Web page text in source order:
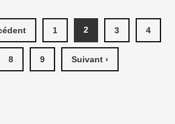
1 2 3 4
8 9 Suivant ›